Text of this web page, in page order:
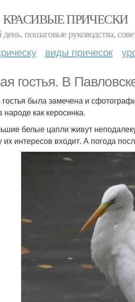
КРАСИВЫЕ ПРИЧЕСКИ
пошаговые руководства,
виды причесок
гостья. В
была замечена и
народе как керосинка.
белые цапли живут
интересов входит. А погода